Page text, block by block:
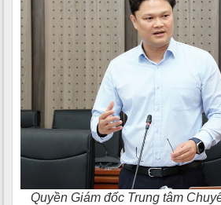
Quyền Giám đốc Trung tâm